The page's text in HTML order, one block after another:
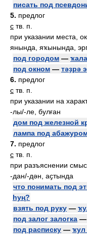
писать под
5. предлог
с тв. п.
при указании места,
янында, яҡынында,
под городом —
под окном — тәҙрә
6. предлог
с тв. п.
при указании на
-лы/-ле, булған
дом под железной
лампа под
7. предлог
с тв. п.
при разъяснении
-дан/-дән, аҫтында
что понимать под
һуң?
взять под руку —
под залог залогка —
под расписку —